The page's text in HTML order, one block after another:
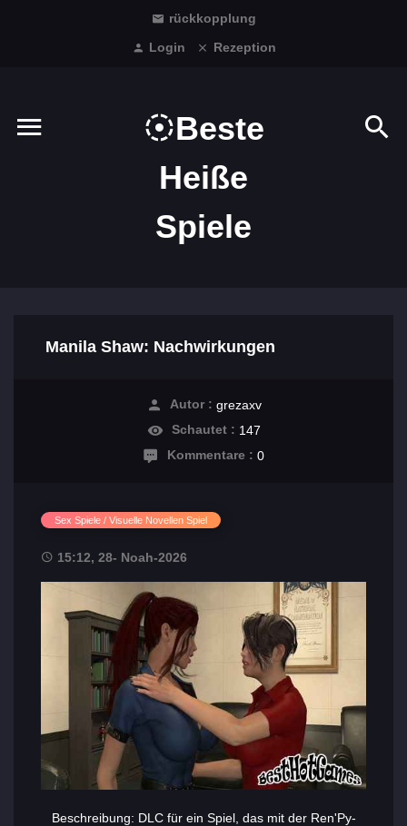
rückkopplung
Login
Rezeption
Beste
Heiße
Spiele
Manila Shaw: Nachwirkungen
Autor : grezaxv
Schautet : 147
Kommentare : 0
Sex Spiele / Visuelle Novellen Spiel
15:12, 28- Noah-2026
Beschreibung: DLC für ein Spiel, das mit der Ren'Py-